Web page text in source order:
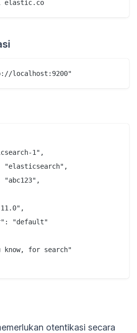
1",
"elasticsearch",
"abc123",
"default"
know, for search"
otentikasi secara